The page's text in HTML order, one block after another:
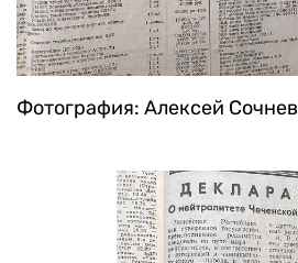
Фотография: Алексей Сочнев